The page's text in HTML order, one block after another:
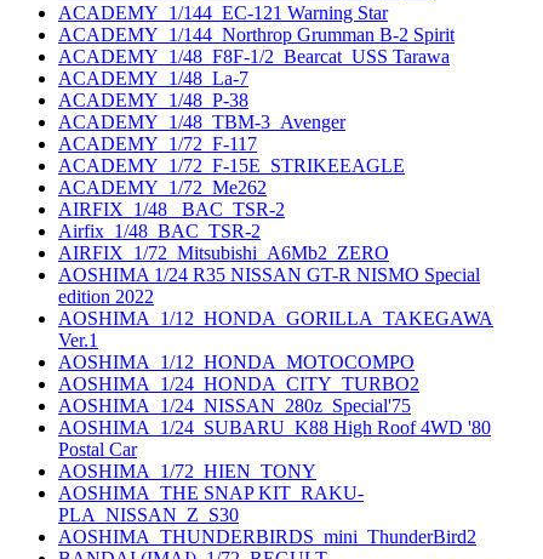
ACADEMY_1/144_EC-121 Warning Star
ACADEMY_1/144_Northrop Grumman B-2 Spirit
ACADEMY_1/48_F8F-1/2_Bearcat_USS Tarawa
ACADEMY_1/48_La-7
ACADEMY_1/48_P-38
ACADEMY_1/48_TBM-3_Avenger
ACADEMY_1/72_F-117
ACADEMY_1/72_F-15E_STRIKEEAGLE
ACADEMY_1/72_Me262
AIRFIX_1/48_ BAC_TSR-2
Airfix_1/48_BAC_TSR-2
AIRFIX_1/72_Mitsubishi_A6Mb2_ZERO
AOSHIMA 1/24 R35 NISSAN GT-R NISMO Special
edition 2022
AOSHIMA_1/12_HONDA_GORILLA_TAKEGAWA
Ver.1
AOSHIMA_1/12_HONDA_MOTOCOMPO
AOSHIMA_1/24_HONDA_CITY_TURBO2
AOSHIMA_1/24_NISSAN_280z_Special'75
AOSHIMA_1/24_SUBARU_K88 High Roof 4WD '80
Postal Car
AOSHIMA_1/72_HIEN_TONY
AOSHIMA_THE SNAP KIT_RAKU-
PLA_NISSAN_Z_S30
AOSHIMA_THUNDERBIRDS_mini_ThunderBird2